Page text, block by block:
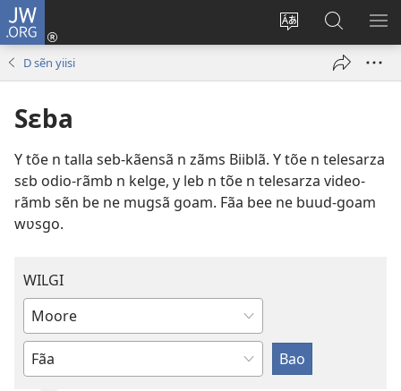
JW.ORG
Toeem-
Pak-
Bao-
y
bũmb
Y
D sẽn yiisi
Sɛba
Y tõe n talla seb-kãensã n zãms Biiblã. Y tõe n telesarza
sɛb odio-rãmb n kelge, y leb n tõe n telesarza video-
rãmb sẽn be ne mugsã goam. Fãa bee ne buud-goam
wʋsgo.
WILGI
Yãk
buud-
gomde
Gʋls-
y